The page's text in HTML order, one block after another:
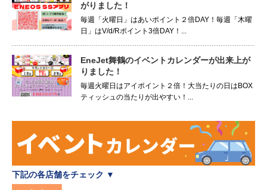
がりました！
毎週「火曜日」はあいポイント２倍DAY！毎週「木曜
日」はV/d/Rポイント3倍DAY！...
EneJet舞鶴のイベントカレンダーが出来上が
りました！
毎週火曜日はアイポイント２倍！大当たりの日はBOX
ティッシュの当たりが出やすい！...
下記の各店舗をチェック ▼